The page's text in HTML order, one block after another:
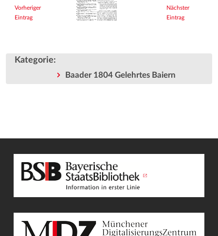
Vorheriger
Eintrag
Nächster
Eintrag
Kategorie:
Baader 1804 Gelehrtes Baiern